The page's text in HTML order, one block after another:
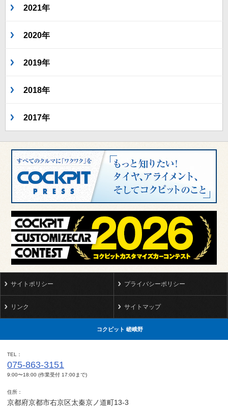
2021年
2020年
2019年
2018年
2017年
サイトポリシー プライバシーポリシー
リンク サイトマップ
コクピット 嵯峨野
TEL
075-863-3151
9:00〜18:00 (作業受付 17:00まで)
住所
京都府京都市右京区太秦京ノ道町13-3